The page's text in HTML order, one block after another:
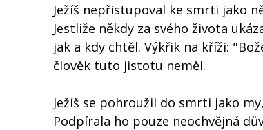
Ježíš nepřistupoval ke smrti jako
Jestliže někdy za svého života
jak a kdy chtěl. Výkřik na kříži:
člověk tuto jistotu neměl.
Ježíš se pohroužil do smrti jako
Podpírala ho pouze neochvějná